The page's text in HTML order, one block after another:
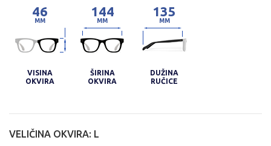
46
MM
VISINA
OKVIRA
144
MM
ŠIRINA
OKVIRA
135
MM
DUŽINA
RUČICE
VELIČINA OKVIRA: L